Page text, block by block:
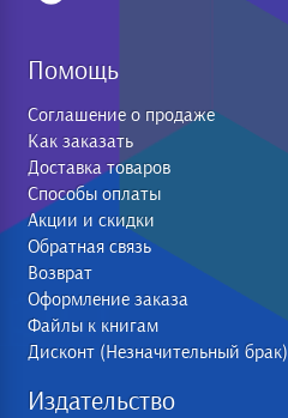
Помощь
Соглашение о продаже
Как заказать
Доставка товаров
Способы оплаты
Акции и скидки
Обратная связь
Возврат
Оформление заказа
Файлы к книгам
Дисконт (Незначительный брак)
Издательство